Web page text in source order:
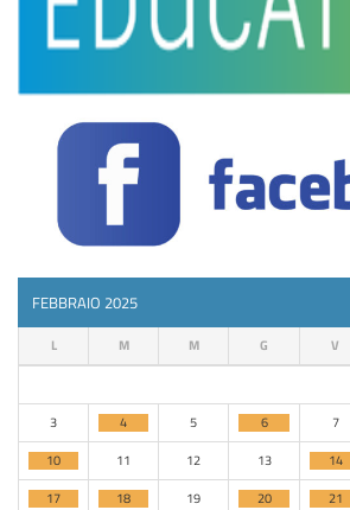
FEBBRAIO 2025
L M M G V
3
4 5 6 7
10
11 12 13 14
17
18 19 20 21